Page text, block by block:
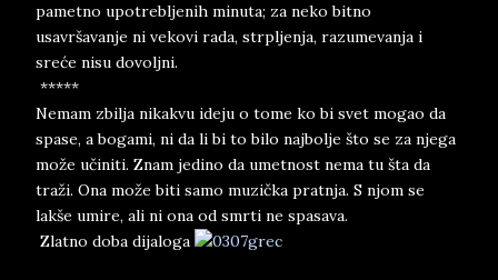
pametno upotrebljenih minuta; za neko bitno
usavršavanje ni vekovi rada, strpljenja, razumevanja i
sreće nisu dovoljni.
*****
Nemam zbilja nikakvu ideju o tome ko bi svet mogao da
spase, a bogami, ni da li bi to bilo najbolje što se za njega
može učiniti. Znam jedino da umetnost nema tu šta da
traži. Ona može biti samo muzička pratnja. S njom se
lakše umire, ali ni ona od smrti ne spasava.
Zlatno doba dijaloga